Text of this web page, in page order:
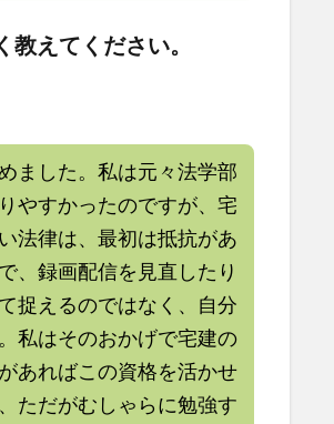
えてください。
ました。私は元々法学部
やすかったのですが、宅
法律は、最初は抵抗があ
、録画配信を見直したり
捉えるのではなく、自分
私はそのおかげで宅建の
あればこの資格を活かせ
ただがむしゃらに勉強す